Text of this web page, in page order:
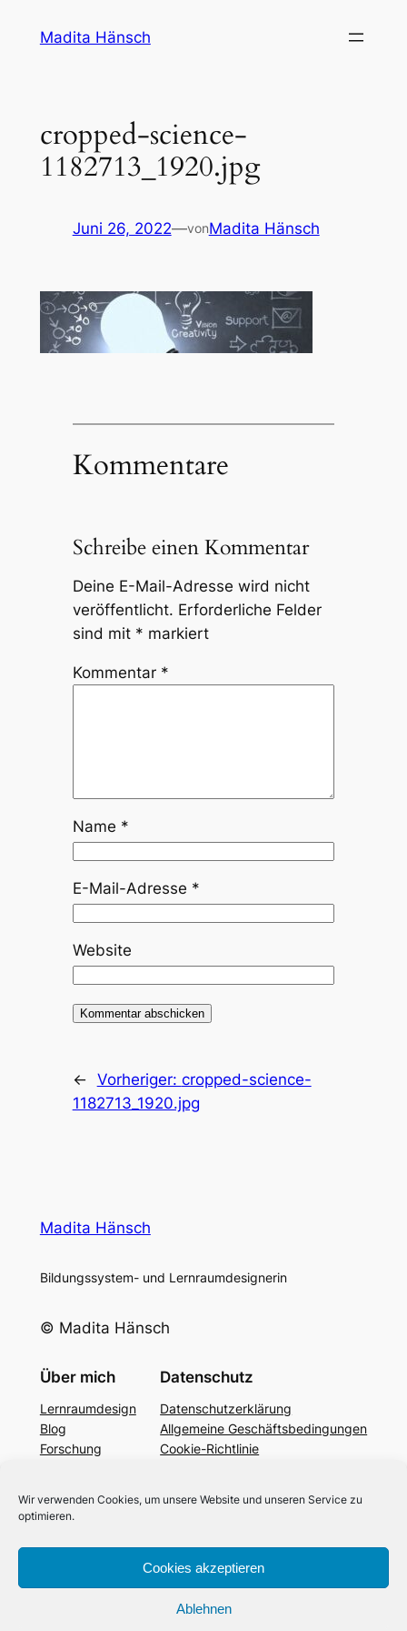
Wir verwenden Cookies, um unsere Website und unseren Service zu
optimieren.
Cookies akzeptieren
Ablehnen
InhaltMadita Hänsch
cropped-science-
1182713_1920.jpg
Juni 26, 2022—vonMadita Hänsch
Kommentare
Schreibe einen Kommentar
Deine E-Mail-Adresse wird nicht
veröffentlicht. Erforderliche Felder
sind mit * markiert
Kommentar *
Name *
E-Mail-Adresse *
Website
← Vorheriger: cropped-science-
1182713_1920.jpg
Madita Hänsch
Bildungssystem- und Lernraumdesignerin
© Madita Hänsch
Über mich
Lernraumdesign
Blog
Forschung
Bildung 4.0
Datenschutz
Datenschutzerklärung
Allgemeine Geschäftsbedingungen
Cookie-Richtlinie
Impressum